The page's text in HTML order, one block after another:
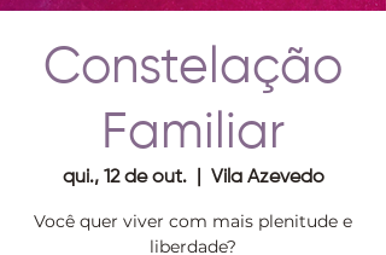
Constelação
Familiar
qui., 12 de out.
  |
Vila Azevedo
Você quer viver com mais plenitude e
liberdade?